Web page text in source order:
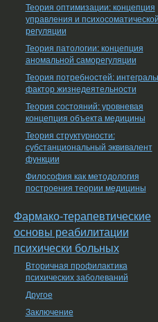
Теория оптимизации: концепция
управления и психосоматической
регуляции
Теория патологии: концепция
аномальной саморегуляции
Теория потребностей:
фактор жизнедеятельности
Теория состояний: уровневая
концепция объекта медицины
Теория структурности:
субстанциональный эквивалент
функции
Философия как методология
построения теории медицины
Фармако-терапевтические
основы реабилитации
психически больных
Вторичная профилактика
психических заболеваний
Другое
Заключение